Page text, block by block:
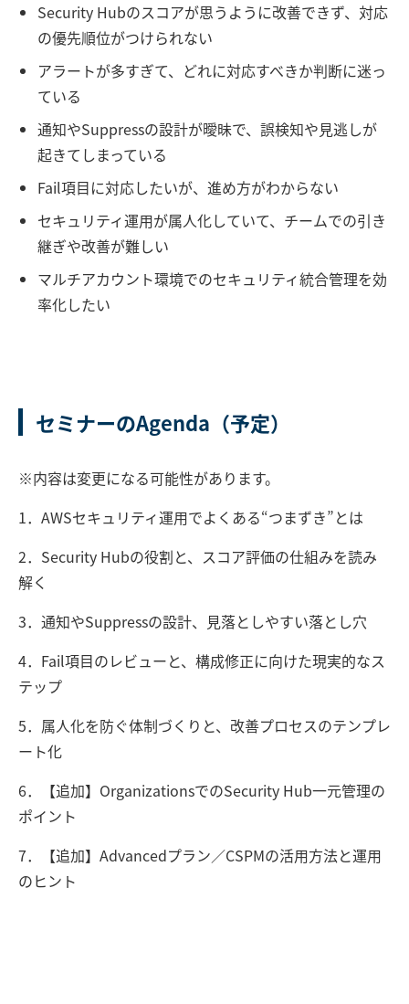
Security Hubのスコアが思うように改善できず、対応
の優先順位がつけられない
アラートが多すぎて、どれに対応すべきか判断に迷っ
ている
通知やSuppressの設計が曖昧で、誤検知や見逃しが
起きてしまっている
Fail項目に対応したいが、進め方がわからない
セキュリティ運用が属人化していて、チームでの引き
継ぎや改善が難しい
マルチアカウント環境でのセキュリティ統合管理を効
率化したい
セミナーのAgenda（予定）
※内容は変更になる可能性があります。
1．AWSセキュリティ運用でよくある“つまずき”とは
2．Security Hubの役割と、スコア評価の仕組みを読み
解く
3．通知やSuppressの設計、見落としやすい落とし穴
4．Fail項目のレビューと、構成修正に向けた現実的なス
テップ
5．属人化を防ぐ体制づくりと、改善プロセスのテンプレ
ート化
6．【追加】OrganizationsでのSecurity Hub一元管理の
ポイント
7．【追加】Advancedプラン／CSPMの活用方法と運用
のヒント